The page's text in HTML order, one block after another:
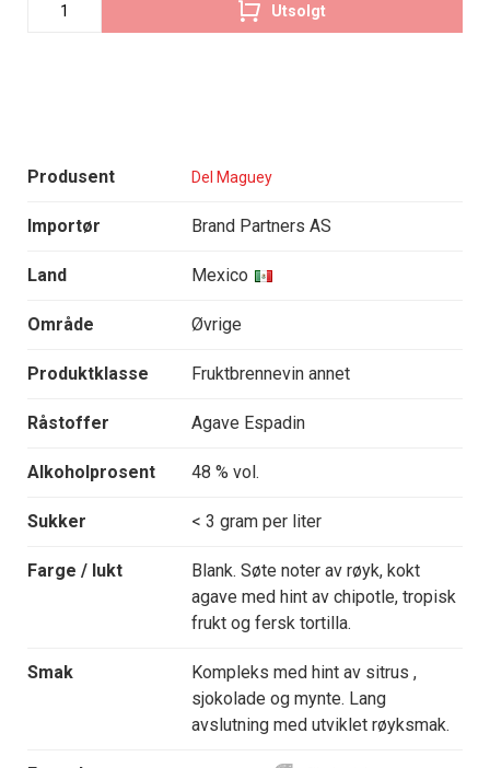
Produsent Del Maguey
Importør Brand Partners AS
Land Mexico
Område Øvrige
Produktklasse Fruktbrennevin annet
Råstoffer Agave Espadin
Alkoholprosent 48 % vol.
Sukker < 3 gram per liter
Farge / lukt
Blank. Søte noter av røyk, kokt
agave med hint av chipotle, tropisk
frukt og fersk tortilla.
Smak
Kompleks med hint av sitrus ,
sjokolade og mynte. Lang
avslutning med utviklet røyksmak.
Utsolgt